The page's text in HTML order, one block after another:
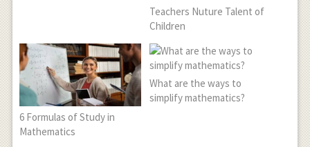
Teachers Nuture Talent of
Children
6 Formulas of Study in
Mathematics
What are the ways to
simplify mathematics?